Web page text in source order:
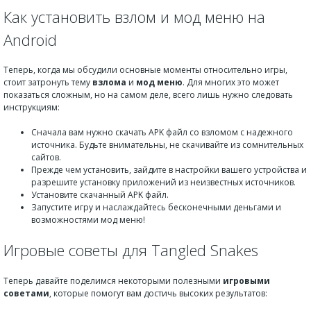
Как установить взлом и мод меню на
Android
Теперь, когда мы обсудили основные моменты относительно игры,
стоит затронуть тему взлома и мод меню. Для многих это может
показаться сложным, но на самом деле, всего лишь нужно следовать
инструкциям:
Сначала вам нужно скачать APK файл со взломом с надежного
источника. Будьте внимательны, не скачивайте из сомнительных
сайтов.
Прежде чем установить, зайдите в настройки вашего устройства и
разрешите установку приложений из неизвестных источников.
Установите скачанный APK файл.
Запустите игру и наслаждайтесь бесконечными деньгами и
возможностями мод меню!
Игровые советы для Tangled Snakes
Теперь давайте поделимся некоторыми полезными игровыми
советами, которые помогут вам достичь высоких результатов: